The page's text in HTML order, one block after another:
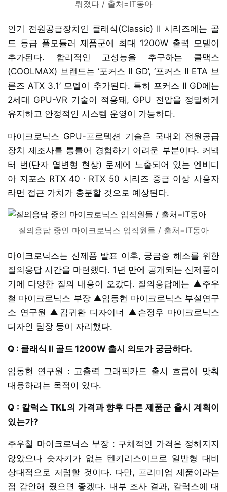
뤄졌다 / 출처=IT동아
인기 전원공급장치인 클래식(Classic) II 시리즈에는 골
드 등급 풀모듈러 제품군에 최대 1200W 출력 모델이
추가된다. 합리적인 고성능을 추구하는 쿨맥스
(COOLMAX) 브랜드는 ‘포커스 II GD’, ‘포커스 II ETA 브
론즈 ATX 3.1’ 모델이 추가된다. 특히 포커스 II GD에는
2세대 GPU-VR 기술이 적용돼, GPU 전압을 정밀하게
유지하고 안정적인 시스템 운영이 가능하다.
마이크로닉스 GPU-프로텍션 기술은 국내외 전원공급
장치 제조사를 통틀어 경험하기 어려운 부분이다. 커넥
터 번(단자 열변형 현상) 문제에 노출되어 있는 엔비디
아 지포스 RTX 40ㆍRTX 50 시리즈 중급 이상 사용자
라면 접근 가치가 충분할 것으로 예상된다.
질의응답 중인 마이크로닉스 임직원들 / 출처=IT동아
마이크로닉스는 신제품 발표 이후, 궁금증 해소를 위한
질의응답 시간을 마련했다. 1년 만에 공개되는 신제품이
기에 다양한 질의 내용이 오갔다. 질의응답에는 ▲주우
철 마이크로닉스 부장 ▲임동현 마이크로닉스 부설연구
소 연구원 ▲김귀환 디자이너 ▲손정우 마이크로닉스
디자인 팀장 등이 자리했다.
Q : 클래식 II 골드 1200W 출시 의도가 궁금하다.
임동현 연구원 : 고출력 그래픽카드 출시 흐름에 맞춰
대응하려는 목적이 있다.
Q : 칼럭스 TKL의 가격과 향후 다른 제품군 출시 계획이
있는가?
주우철 마이크로닉스 부장 : 구체적인 가격은 정해지지
않았으나 숫자키가 없는 텐키리스이므로 일반형 대비
상대적으로 저렴할 것이다. 다만, 프리미엄 제품이라는
점 감안해 줬으면 좋겠다. 내부 조사 결과, 칼럭스에 대